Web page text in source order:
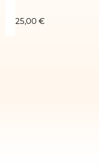
25,00 €